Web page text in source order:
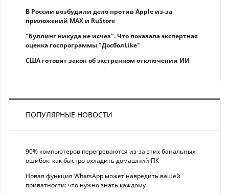
В России возбудили дело против Apple из-за
приложений MAX и RuStore
"Буллинг никуда не исчез". Что показала экспертная
оценка госпрограммы "ДосболLike"
США готовят закон об экстренном отключении ИИ
ПОПУЛЯРНЫЕ НОВОСТИ
90% компьютеров перегреваются из-за этих банальных
ошибок: как быстро охладить домашний ПК
Новая функция WhatsApp может навредить вашей
приватности: что нужно знать каждому